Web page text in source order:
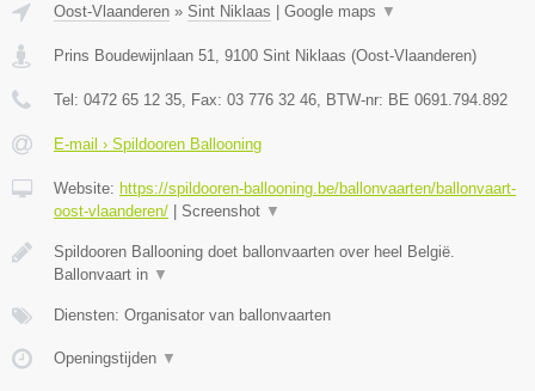
Oost-Vlaanderen » Sint Niklaas | Google maps ▼
Prins Boudewijnlaan 51 9100 Sint Niklaas (Oost-Vlaanderen)
Tel: 0472 65 12 35 , Fax: 03 776 32 46 , BTW-nr: BE 0691.794.892
E-mail › Spildooren Ballooning
Website: https://spildooren-ballooning.be/ballonvaarten/ballonvaart-
oost-vlaanderen/ | Screenshot ▼
Spildooren Ballooning doet ballonvaarten over heel België.
Ballonvaart in ▼
Diensten: Organisator van ballonvaarten
Openingstijden ▼